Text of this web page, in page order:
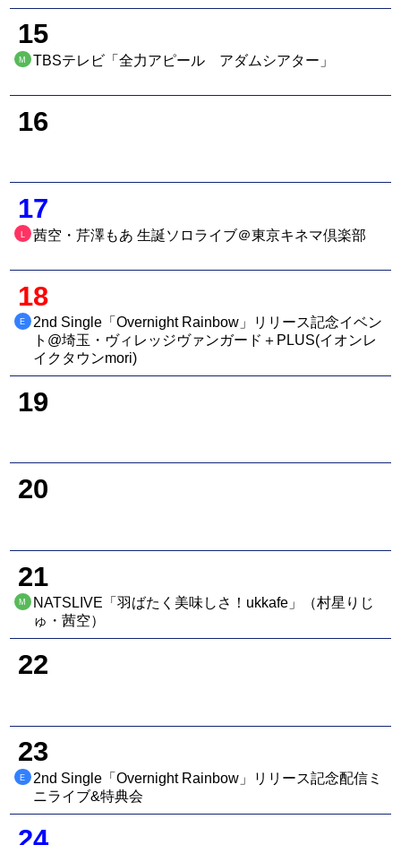
15
M TBSテレビ「全力アピール アダムシアター」
16
17
L 茜空・芹澤もあ 生誕ソロライブ＠東京キネマ倶楽部
18
E
2nd Single「Overnight Rainbow」リリース記念イベン
ト@埼玉・ヴィレッジヴァンガード＋PLUS(イオンレ
イクタウンmori)
19
20
21
M
NATSLIVE「羽ばたく美味しさ！ukkafe」（村星りじ
ゅ・茜空）
22
23
E
2nd Single「Overnight Rainbow」リリース記念配信ミ
ニライブ&特典会